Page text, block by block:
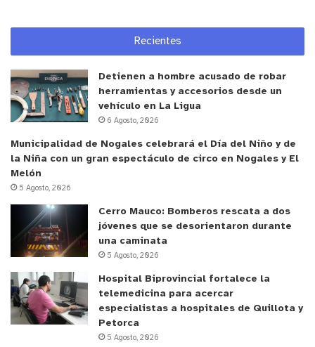
también entrega apoyo y acompañamiento en el
proceso de emprender. Una vez finalizado la
aquellas mujeres que hayan ganado el Capital
Abeja sean parte de la red de Centros de Negocios
de Sercotec para que sigamos apoyándolas en
cada paso del proceso”, señaló el ministro de
Economía, Lucas Palacios.
El programa Capital Abeja, entrega un beneficio
mínimo de $3.000.000 hasta un máximo de
$3.500.000 (neto), para que la emprendedora
lleve a cabo las actividades detalladas en su Plan
de Negocios. El monto puede ser utilizado para
inversión de bienes y acciones de gestión
empresarial, como inversiones, gestión
empresarial, asesorías en gestión, acciones de
Recientes
Detienen a hombre acusado de robar
herramientas y accesorios desde un
vehículo en La Ligua
6 Agosto, 2026
Municipalidad de Nogales celebrará el Día del Niño y de
la Niña con un gran espectáculo de circo en Nogales y El
Melón
5 Agosto, 2026
Cerro Mauco: Bomberos rescata a dos
jóvenes que se desorientaron durante
una caminata
5 Agosto, 2026
Hospital Biprovincial fortalece la
telemedicina para acercar
especialistas a hospitales de Quillota y
Petorca
5 Agosto, 2026